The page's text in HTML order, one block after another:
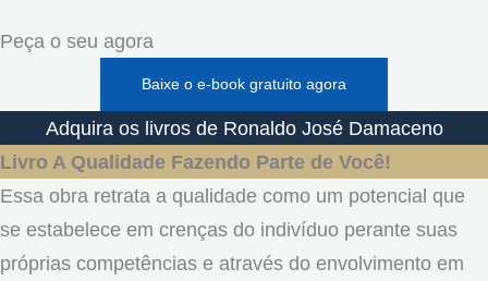
Peça o seu agora
Baixe o e-book gratuito agora
Adquira os livros de Ronaldo José Damaceno
Livro A Qualidade Fazendo Parte de Você!
Essa obra retrata a qualidade como um potencial que
se estabelece em crenças do indivíduo perante suas
próprias competências e através do envolvimento em